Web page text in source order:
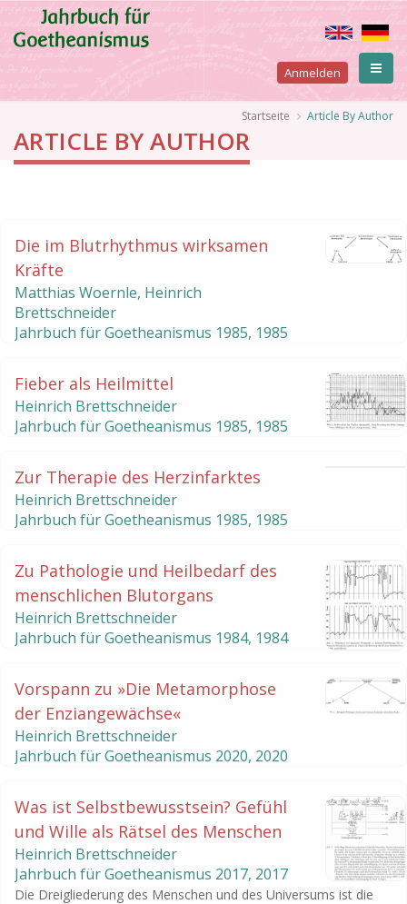
zum
Inhalt
User
account
Anmelden
Startseite Article By Author
ARTICLE BY AUTHOR
Die im Blutrhythmus wirksamen
Kräfte
Matthias Woernle, Heinrich
Brettschneider
Jahrbuch für Goetheanismus 1985, 1985
Fieber als Heilmittel
Heinrich Brettschneider
Jahrbuch für Goetheanismus 1985, 1985
Zur Therapie des Herzinfarktes
Heinrich Brettschneider
Jahrbuch für Goetheanismus 1985, 1985
Zu Pathologie und Heilbedarf des
menschlichen Blutorgans
Heinrich Brettschneider
Jahrbuch für Goetheanismus 1984, 1984
Vorspann zu »Die Metamorphose
der Enziangewächse«
Heinrich Brettschneider
Jahrbuch für Goetheanismus 2020, 2020
Was ist Selbstbewusstsein? Gefühl
und Wille als Rätsel des Menschen
Heinrich Brettschneider
Jahrbuch für Goetheanismus 2017, 2017
Die Dreigliederung des Menschen und des Universums ist die